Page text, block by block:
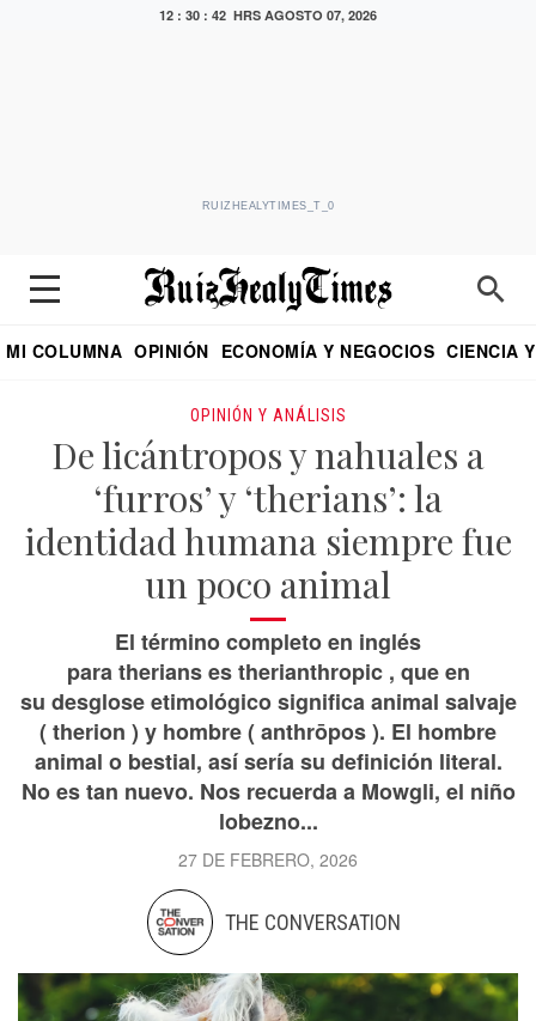
12 : 30 : 44 HRS AGOSTO 07, 2026
RUIZHEALYTIMES_T_0
MI COLUMNA OPINIÓN ECONOMÍA Y NEGOCIOS CIENCIA
OPINIÓN Y ANÁLISIS
De licántropos y nahuales a
‘furros’ y ‘therians’: la
identidad humana siempre fue
un poco animal
El término completo en inglés
para therians es therianthropic , que en
su desglose etimológico significa animal salvaje
( therion ) y hombre ( anthrōpos ). El hombre
animal o bestial, así sería su definición literal.
No es tan nuevo. Nos recuerda a Mowgli, el niño
lobezno...
27 DE FEBRERO, 2026
THE CONVERSATION